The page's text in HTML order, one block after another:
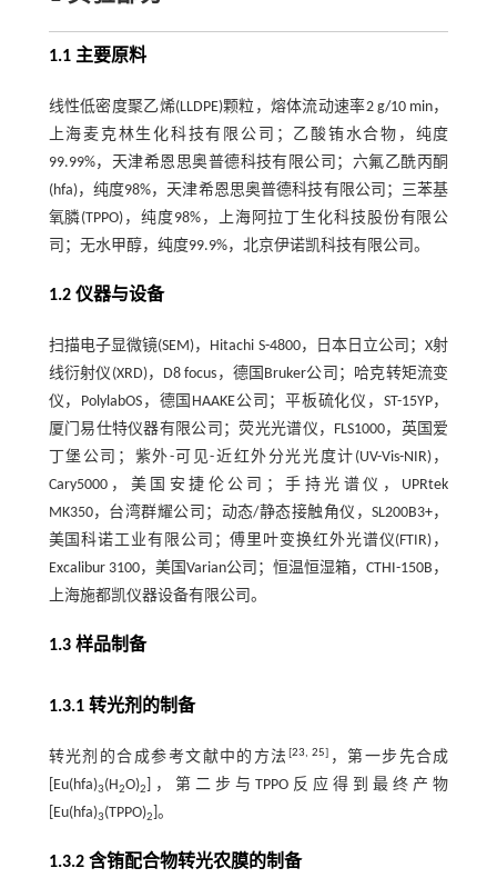
1.1 主要原料
线性低密度聚乙烯(LLDPE)颗粒，熔体流动速率2 g/10 min，
上海麦克林生化科技有限公司；乙酸铕水合物，纯度
99.99%，天津希恩思奥普德科技有限公司；六氟乙酰丙酮
(hfa)，纯度98%，天津希恩思奥普德科技有限公司；三苯基
氧膦(TPPO)，纯度98%，上海阿拉丁生化科技股份有限公
司；无水甲醇，纯度99.9%，北京伊诺凯科技有限公司。
1.2 仪器与设备
扫描电子显微镜(SEM)，Hitachi S-4800，日本日立公司；X射
线衍射仪(XRD)，D8 focus，德国Bruker公司；哈克转矩流变
仪，PolylabOS，德国HAAKE公司；平板硫化仪，ST-15YP，
厦门易仕特仪器有限公司；荧光光谱仪，FLS1000，英国爱
丁堡公司；紫外-可见-近红外分光光度计(UV-Vis-NIR)，
Cary5000，美国安捷伦公司；手持光谱仪，UPRtek
MK350，台湾群耀公司；动态/静态接触角仪，SL200B3+，
美国科诺工业有限公司；傅里叶变换红外光谱仪(FTIR)，
Excalibur 3100，美国Varian公司；恒温恒湿箱，CTHI-150B，
上海施都凯仪器设备有限公司。
1.3 样品制备
1.3.1 转光剂的制备
转光剂的合成参考文献中的方法 [23,25] ，第一步先合成
[Eu(hfa)3(H2O)2
]，第二步与TPPO反应得到最终产物
[Eu(hfa)3(TPPO)2 ]。
1.3.2 含铕配合物转光农膜的制备